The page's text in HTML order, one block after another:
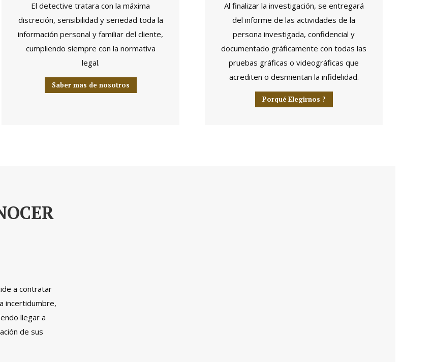
El detective tratara con la máxima
discreción, sensibilidad y seriedad toda la
información personal y familiar del cliente,
cumpliendo siempre con la normativa
legal.
Saber mas de nosotros
Al finalizar la investigación, se entregará
del informe de las actividades de la
persona investigada, confidencial y
documentado gráficamente con todas las
pruebas gráficas o videográficas que
acrediten o desmientan la infidelidad.
Porqué Elegirnos ?
a contratar
incertidumbre,
llegar a
de sus